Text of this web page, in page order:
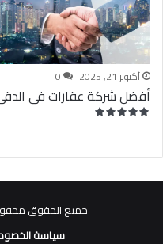
أكتوبر 21, 2025 0
أفضل شركة عقارات فى
جميع الحقوق
سياسة